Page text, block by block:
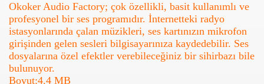
Okoker Audio Factory; çok özellikli, basit kullanımlı ve
profesyonel bir ses programıdır. İnternetteki radyo
istasyonlarında çalan müzikleri, ses kartınızın mikrofon
girişinden gelen sesleri bilgisayarınıza kaydedebilir. Ses
dosyalarına özel efektler verebileceğiniz bir sihirbazı bile
bulunuyor.
Boyut:4.4 MB